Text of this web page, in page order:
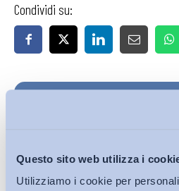
Questo sito web utilizza i
Utilizziamo i cookie per
Condividi su:
Iscriviti alla